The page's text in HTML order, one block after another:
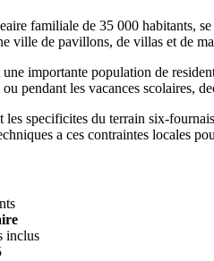
familiale de 35 000 habitants,
ville de pavillons, de villas et de
importante population de
pendant les vacances scolaires,
specificites du terrain six-
a ces contraintes locales
inclus